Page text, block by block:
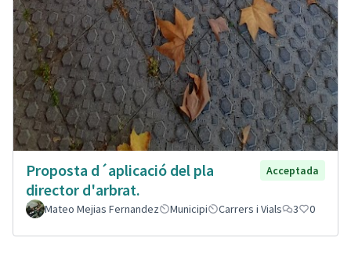
Proposta d´aplicació del pla
director d'arbrat.
Acceptada
Mateo Mejias Fernandez Municipi Carrers i Vials 3 0